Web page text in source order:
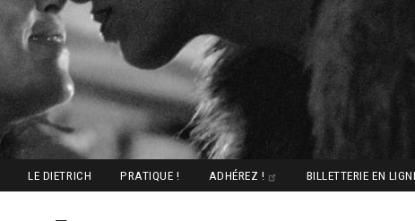
LE DIETRICH PRATIQUE ! ADHÉREZ ! BILLETTERIE EN